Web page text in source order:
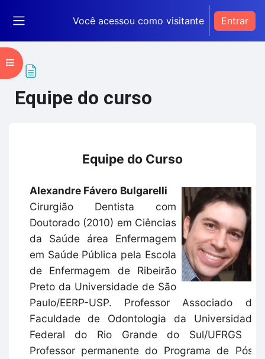
Você acessou como visitante Entrar
Equipe do curso
Abrir índice do curso
Equipe do Curso
Alexandre Fávero Bulgarelli
Cirurgião Dentista com
Doutorado (2010) em Ciências
da Saúde área Enfermagem
em Saúde Pública pela Escola
de Enfermagem de Ribeirão
Preto da Universidade de São
Paulo/EERP-USP. Professor Associado da
Faculdade de Odontologia da Universidade
Federal do Rio Grande do Sul/UFRGS e
Professor permanente do Programa de Pós-